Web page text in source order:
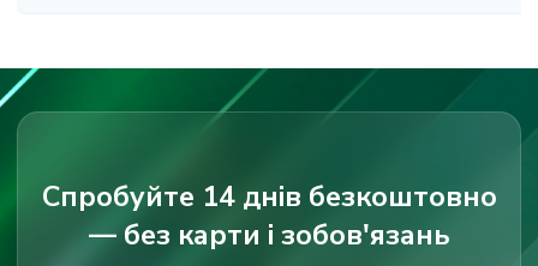
Спробуйте 14 днів безкоштовно
— без карти і зобов'язань